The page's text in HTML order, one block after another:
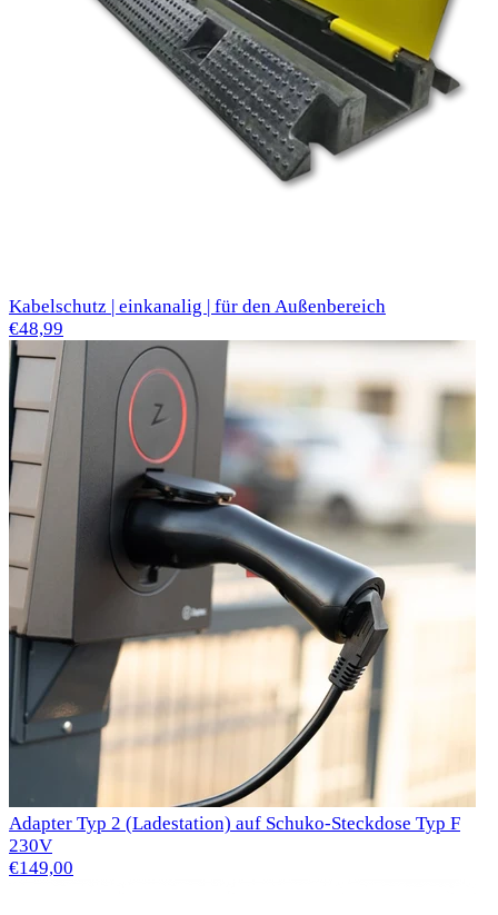
Kabelschutz | einkanalig | für den Außenbereich
€48,99
Adapter Typ 2 (Ladestation) auf Schuko-Steckdose Typ F
230V
€149,00